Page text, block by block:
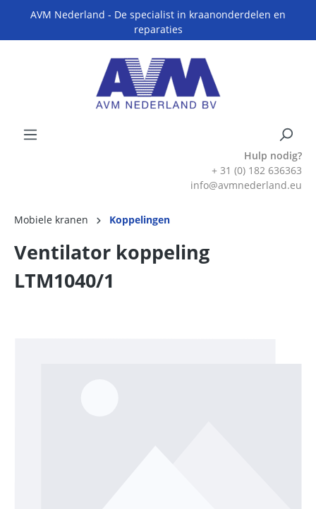
AVM Nederland - De specialist in kraanonderdelen en
reparaties
Hulp nodig?
+ 31 (0) 182 636363
info@avmnederland.eu
Mobiele kranen Koppelingen
Ventilator koppeling
LTM1040/1